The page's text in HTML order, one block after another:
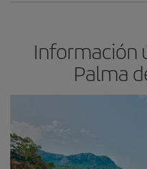
Información
Palma